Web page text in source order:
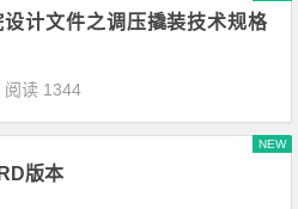
设计文件之调压撬装技术规格
阅读 1344
版本
NEW